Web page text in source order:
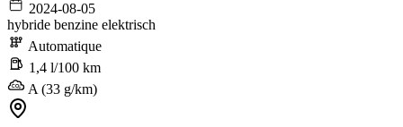
2024-08-05
hybride benzine elektrisch
Automatique
1,4 l/100 km
A (33 g/km)